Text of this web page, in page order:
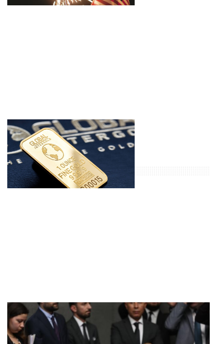
Altında güçlü toparlanma
Populer Haberler
Ekmen: Türkiye’nin ihtiyacı yeni bir “keşke”
değil, kalıcı sonuç